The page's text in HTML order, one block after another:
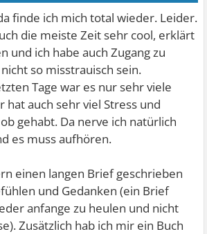
finde ich mich total wieder. Leider.
die meiste Zeit sehr cool, erklärt
und ich habe auch Zugang zu
so misstrauisch sein.
Tage war es nur sehr viele
hat auch sehr viel Stress und
gehabt. Da nerve ich natürlich
es muss aufhören.
einen langen Brief geschrieben
und Gedanken (ein Brief
anfange zu heulen und nicht
Zusätzlich hab ich mir ein Buch